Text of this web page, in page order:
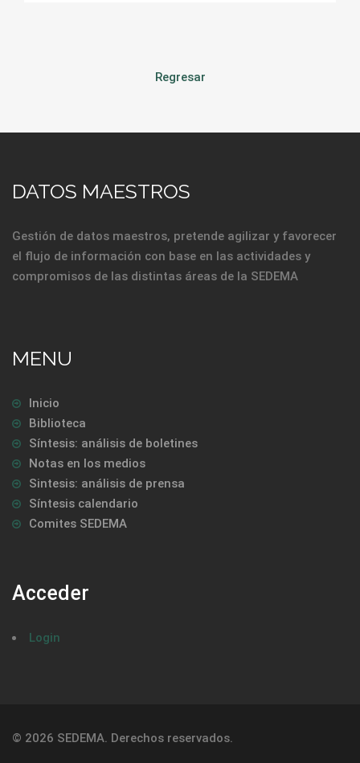
Regresar
DATOS MAESTROS
Gestión de datos maestros, pretende agilizar y favorecer
el flujo de información con base en las actividades y
compromisos de las distintas áreas de la SEDEMA
MENU
Inicio
Biblioteca
Síntesis: análisis de boletines
Notas en los medios
Sintesis: análisis de prensa
Síntesis calendario
Comites SEDEMA
Acceder
Login
© 2026 SEDEMA. Derechos reservados.